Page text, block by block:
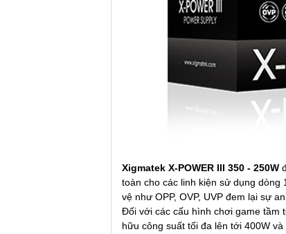
Xigmatek X-POWER III 350 - 250W
toàn cho các linh kiện sử dụng dòng
vệ như OPP, OVP, UVP đem lại sự
Đối với các cấu hình chơi game tầm
hữu công suất tối đa lên tới 400W